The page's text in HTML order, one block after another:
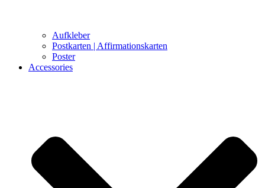
Aufkleber
Postkarten | Affirmationskarten
Poster
Accessories